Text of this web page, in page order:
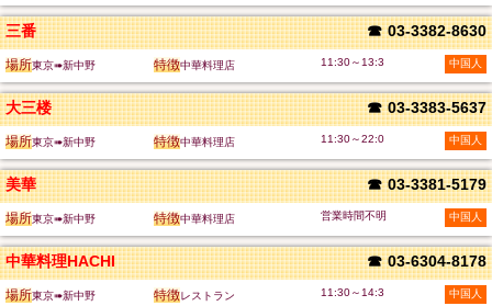
三番 ☎ 03-3382-8630
場所東京➠新中野 特徴中華料理店 11:30～13:3 中国人
大三楼 ☎ 03-3383-5637
場所東京➠新中野 特徴中華料理店 11:30～22:0 中国人
美華 ☎ 03-3381-5179
場所東京➠新中野 特徴中華料理店 営業時間不明 中国人
中華料理HACHI ☎ 03-6304-8178
場所東京➠新中野 特徴レストラン 11:30～14:3 中国人